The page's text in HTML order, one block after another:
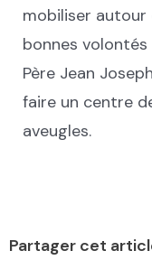
mobiliser autour
bonnes
Père Jean
faire un centre
aveugles.
Partager cet